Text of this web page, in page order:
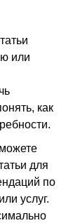
или
как
для
по
услуг.